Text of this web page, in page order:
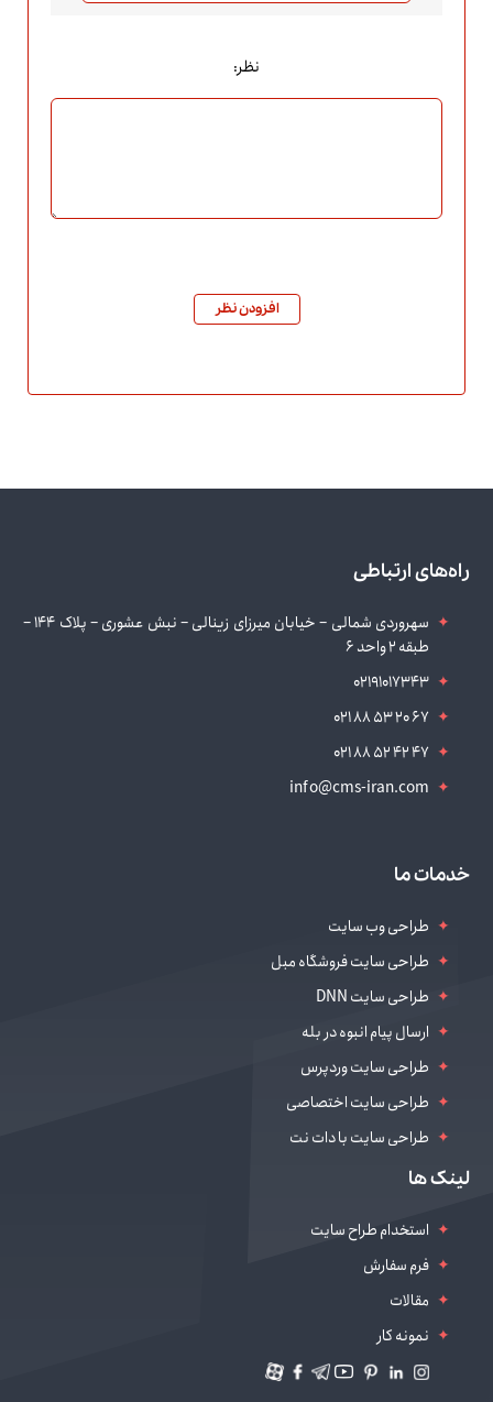
نظر:
افزودن نظر
راه‌های ارتباطی
سهروردی شمالی – خیابان میرزای زینالی – نبش عشوری – پلاک 144 –
طبقه 2 واحد 6
02191017343
021 88 53 20 67
021 88 52 42 47
info@cms-iran.com
خدمات ما
طراحی وب سایت
طراحی سایت فروشگاه مبل
طراحی سایت DNN
ارسال پیام انبوه در بله
طراحی سایت وردپرس
طراحی سایت اختصاصی
طراحی سایت با دات نت
طراحی سایت سالن زیباییلینک ها
استخدام طراح سایت
فرم سفارش
مقالات
نمونه کار